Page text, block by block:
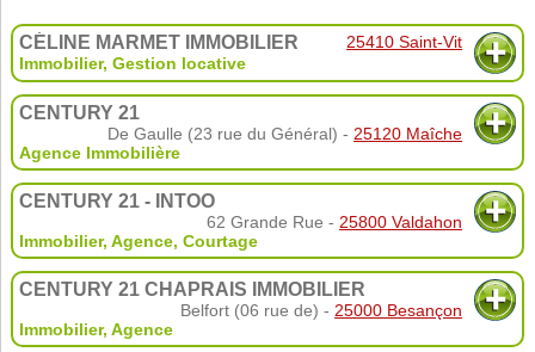
CÉLINE MARMET IMMOBILIER
25410 Saint-Vit
Immobilier, Gestion locative
CENTURY 21
De Gaulle (23 rue du Général) - 25120 Maîche
Agence Immobilière
CENTURY 21 - INTOO
62 Grande Rue - 25800 Valdahon
Immobilier, Agence, Courtage
CENTURY 21 CHAPRAIS IMMOBILIER
Belfort (06 rue de) - 25000 Besançon
Immobilier, Agence